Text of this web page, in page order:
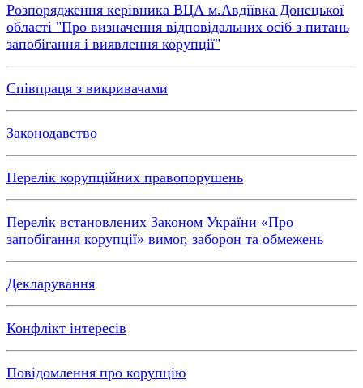
Розпорядження керівника ВЦА м.Авдіївка Донецької
області "Про визначення відповідальних осіб з питань
запобігання і виявлення корупції"
Співпраця з викривачами
Законодавство
Перелік корупційних правопорушень
Перелік встановлених Законом України «Про
запобігання корупції» вимог, заборон та обмежень
Декларування
Конфлікт інтересів
Повідомлення про корупцію